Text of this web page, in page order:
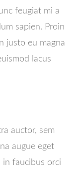
feugiat mi a
sapien. Proin
justo eu magna
lacus
auctor, sem
augue eget
in faucibus orci